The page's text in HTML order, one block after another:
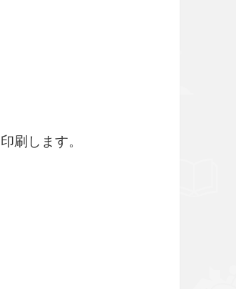
刷します。